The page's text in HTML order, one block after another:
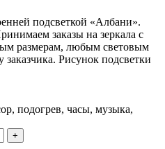
подсветкой «Албани».
заказы на зеркала с
размерам, любым световым
Рисунок подсветки
подогрев, часы, музыка,
+